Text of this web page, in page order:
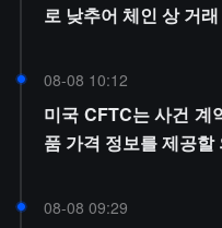
로 낮추어 체인 상 거
08-08 10:12
미국 CFTC는 사건 계
품 가격 정보를 제공
08-08 09:29